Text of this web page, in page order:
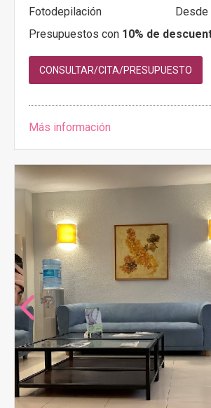
Fotodepilación
Desde
Presupuestos con 10% de
CONSULTAR/CITA/PRESUPUESTO
Más información